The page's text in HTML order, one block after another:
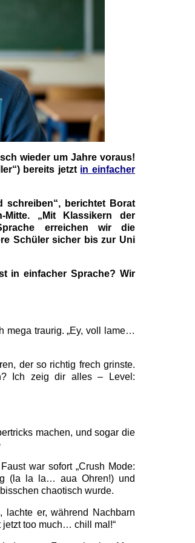
wieder um Jahre voraus!
bereits jetzt in einfacher
schreiben“, berichtet Borat
Mitte. „Mit Klassikern der
erreichen wir die
Schüler sicher bis zur Uni
in einfacher Sprache? Wir
mega traurig. „Ey, voll lame…
der so richtig frech grinste.
Ich zeig dir alles – Level:
machen, und sogar die
war sofort „Crush Mode:
(la la la… aua Ohren!) und
chaotisch wurde.
lachte er, während Nachbarn
jetzt too much… chill mal!“